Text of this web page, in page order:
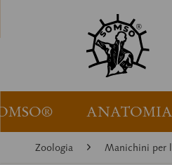
ANATOMIA
Zoologia Manichini per